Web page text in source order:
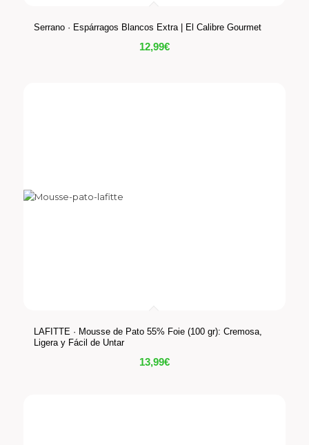
Serrano · Espárragos Blancos Extra | El Calibre Gourmet
12,99€
LAFITTE · Mousse de Pato 55% Foie (100 gr): Cremosa,
Ligera y Fácil de Untar
13,99€